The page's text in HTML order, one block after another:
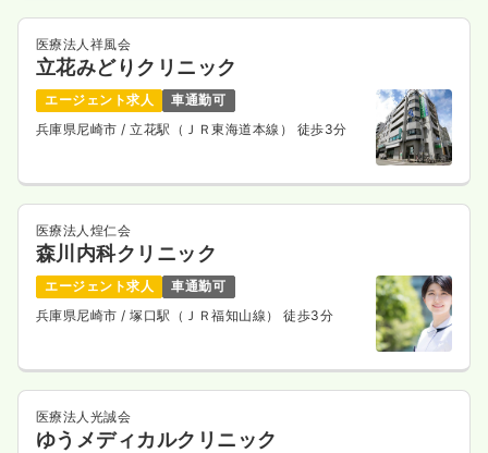
医療法人祥風会
立花みどりクリニック
エージェント求人
車通勤可
兵庫県尼崎市 / 立花駅（ＪＲ東海道本線） 徒歩3分
医療法人煌仁会
森川内科クリニック
エージェント求人
車通勤可
兵庫県尼崎市 / 塚口駅（ＪＲ福知山線） 徒歩3分
医療法人光誠会
ゆうメディカルクリニック